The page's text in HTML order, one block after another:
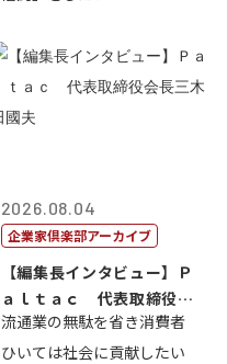
2026.08.04
企業家倶楽部アーカイブ
【編集長インタビュー】Ｐ
ａｌｔａｃ 代表取締役会
長三木田國夫
流通業の無駄を省き消費者
ひいては社会に貢献したい